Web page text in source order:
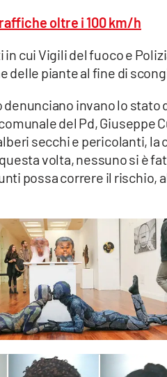
oltre i 100 km/h
cui Vigili del fuoco e
delle piante al fine di
invano lo stato
del Pd, Giuseppe
secchi e pericolanti, la
volta, nessuno si è
possa correre il rischio,